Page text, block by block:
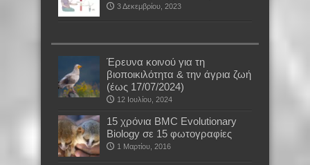
3 Δεκεμβρίου, 2023
Έρευνα κοινού για τη
βιοποικιλότητα & την άγρια ζωή
(έως 17/07/2024)
12 Ιουλίου, 2024
15 χρόνια BMC Evolutionary
Biology σε 15 φωτογραφίες
1 Μαρτίου, 2016